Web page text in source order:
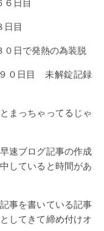
日目
目
日で発熱の為装脱
０日目 未解錠記録
まっちゃってるじゃ
速ブログ記事の作成
していると時間があ
事を書いている記事
してきて締め付けオ